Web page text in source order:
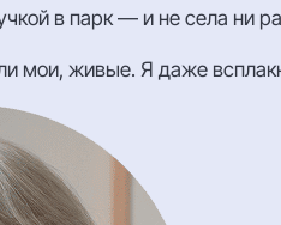
в парк — и не села ни
мои, живые. Я даже